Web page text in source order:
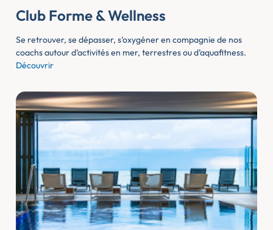
Club Forme & Wellness
Se retrouver, se dépasser, s’oxygéner en compagnie de nos
coachs autour d’activités en mer, terrestres ou d’aquafitness.
Découvrir